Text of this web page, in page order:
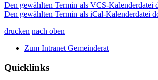
Den gewählten Termin als VCS-Kalenderdatei
Den gewählten Termin als iCal-Kalenderdatei
drucken nach oben
Zum Intranet Gemeinderat
Quicklinks